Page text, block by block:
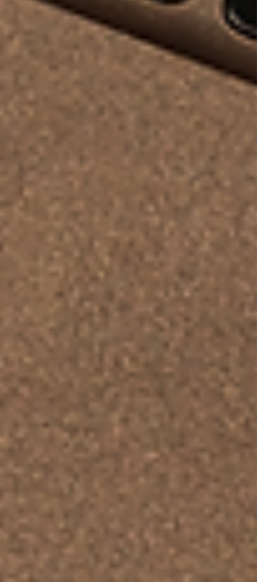
de Thaisa Lima, marcad